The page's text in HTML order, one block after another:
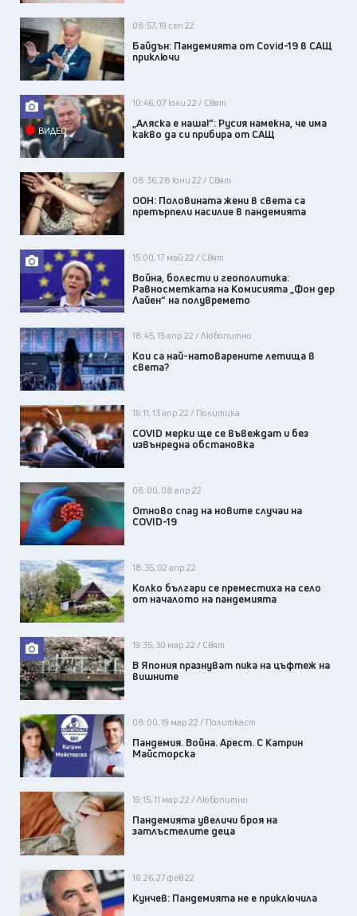
08:57, 19 сеп 22
Байдън: Пандемията от Covid-19 в САЩ
приключи
ВИДЕО
10:46, 07 юли 22 / Свят
„Аляска e наша!“: Русия намекна, че има
какво да си прибира от САЩ
08:36, 28 юни 22 / Свят
ООН: Половината жени в света са
претърпели насилие в пандемията
15:00, 17 май 22 / Свят
Война, болести и геополитика:
Равносметката на Комисията „Фон дер
Лайен“ на полувремето
18:45, 15 апр 22 / Любопитно
Кои са най-натоварените летища в
света?
16:11, 13 апр 22 / Политика
COVID мерки ще се въвеждат и без
извънредна обстановка
08:00, 08 апр 22
Отново спад на новите случаи на
COVID-19
18:35, 02 апр 22
Колко българи се преместиха на село
от началото на пандемията
19:35, 30 мар 22 / Свят
В Япония празнуват пика на цъфтеж на
вишните
08:00, 19 мар 22 / Политкаст
Пандемия. Война. Арест. С Катрин
Майсторска
19:15, 11 мар 22 / Любопитно
Пандемията увеличи броя на
затлъстелите деца
10:26, 27 фев 22
Кунчев: Пандемията не е приключила